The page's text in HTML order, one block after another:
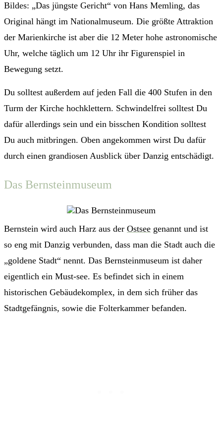
Bildes: „Das jüngste Gericht“ von Hans Memling, das
Original hängt im Nationalmuseum. Die größte Attraktion
der Marienkirche ist aber die 12 Meter hohe astronomische
Uhr, welche täglich um 12 Uhr ihr Figurenspiel in
Bewegung setzt.
Du solltest außerdem auf jeden Fall die 400 Stufen in den
Turm der Kirche hochklettern. Schwindelfrei solltest Du
dafür allerdings sein und ein bisschen Kondition solltest
Du auch mitbringen. Oben angekommen wirst Du dafür
durch einen grandiosen Ausblick über Danzig entschädigt.
Das Bernsteinmuseum
Bernstein wird auch Harz aus der Ostsee genannt und ist
so eng mit Danzig verbunden, dass man die Stadt auch die
„goldene Stadt“ nennt. Das Bernsteinmuseum ist daher
eigentlich ein Must-see. Es befindet sich in einem
historischen Gebäudekomplex, in dem sich früher das
Stadtgefängnis, sowie die Folterkammer befanden.